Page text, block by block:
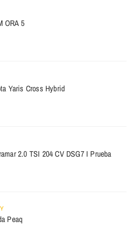
ORA 5
Yaris Cross Hybrid
2.0 TSI 204 CV DSG7 I Prueba
Peaq